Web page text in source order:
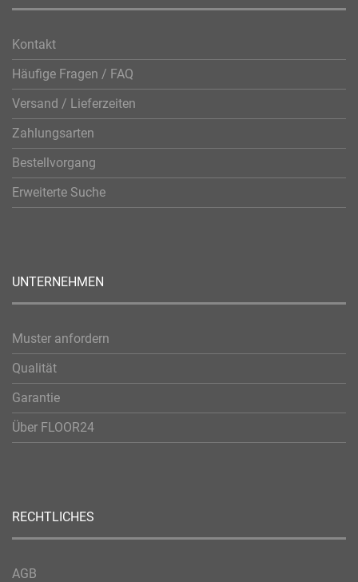
Kontakt
Häufige Fragen / FAQ
Versand / Lieferzeiten
Zahlungsarten
Bestellvorgang
Erweiterte Suche
UNTERNEHMEN
Muster anfordern
Qualität
Garantie
Über FLOOR24
RECHTLICHES
AGB